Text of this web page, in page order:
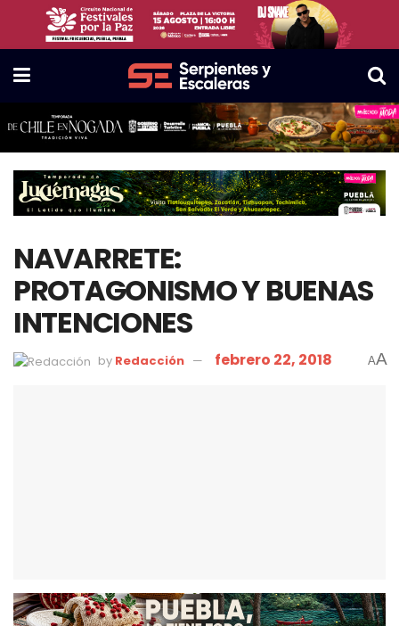
NAVARRETE:
PROTAGONISMO Y BUENAS
INTENCIONES
by Redacción febrero 22, 2018 AA